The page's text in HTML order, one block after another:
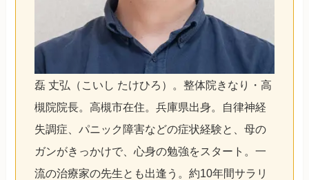
磊 丈弘（こいし たけひろ）。整体院きなり・高
槻院院長。高槻市在住。兵庫県出身。自律神経
失調症、パニック障害などの症状経験と、母の
ガンがきっかけで、心身の勉強をスタート。一
流の治療家の先生とも出逢う。約10年間サラリ